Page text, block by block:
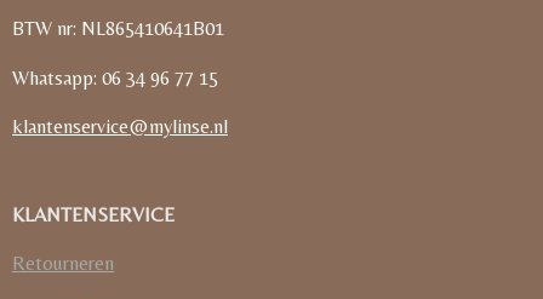
BTW nr: NL865410641B01
Whatsapp: 06 34 96 77 15
klantenservice@mylinse.nl
KLANTENSERVICE
Retourneren